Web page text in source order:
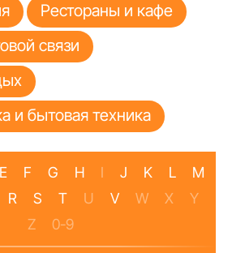
Рестораны и кафе
связи
и бытовая техника
E F G H I J K L
M
R S T U V W X
Y
Z
0-9